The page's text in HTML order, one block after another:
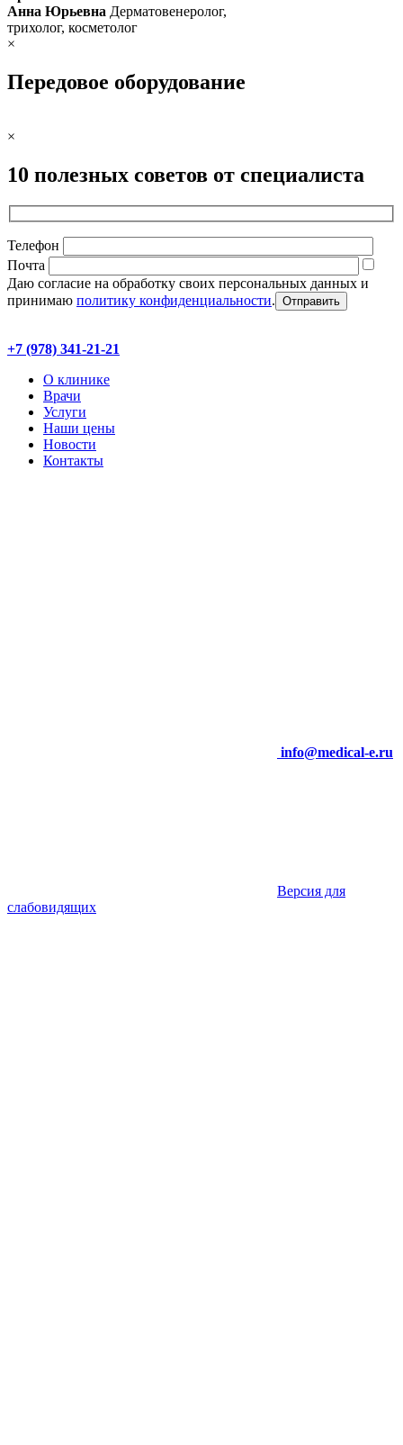
Анна Юрьевна Дерматовенеролог,
трихолог, косметолог
×
Передовое оборудование
×
10 полезных советов от специалиста
Телефон
Почта
Даю согласие на обработку своих персональных данных и
принимаю политику конфиденциальности.
+7 (978) 341-21-21
О клинике
Врачи
Услуги
Наши цены
Новости
Контакты
info@medical-e.ru
Версия для
слабовидящих